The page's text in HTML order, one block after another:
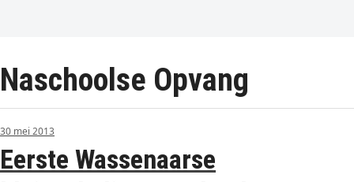
Naschoolse Opvang
30 mei 2013
Eerste Wassenaarse